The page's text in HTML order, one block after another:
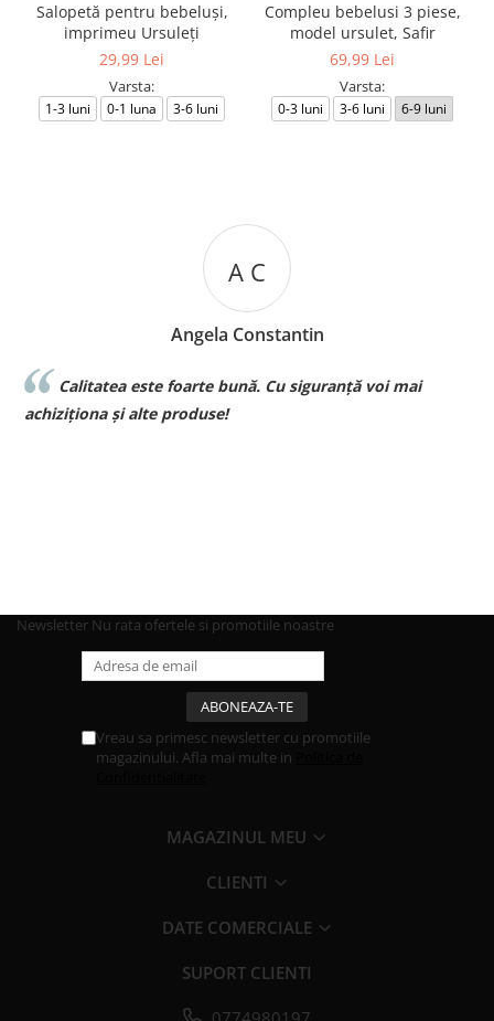
Salopetă pentru bebeluși,
imprimeu Ursuleți
29,99 Lei
Varsta:
1-3 luni 0-1 luna 3-6 luni
Compleu bebelusi 3 piese,
model ursulet, Safir
69,99 Lei
Varsta:
0-3 luni 3-6 luni 6-9 luni
A C
Angela Constantin
Calitatea este foarte bună. Cu siguranță voi mai
achiziționa și alte produse!
Newsletter Nu rata ofertele si promotiile noastre
Vreau sa primesc newsletter cu promotiile
magazinului. Afla mai multe in
MAGAZINUL MEU
CLIENTI
DATE COMERCIALE
SUPORT CLIENTI